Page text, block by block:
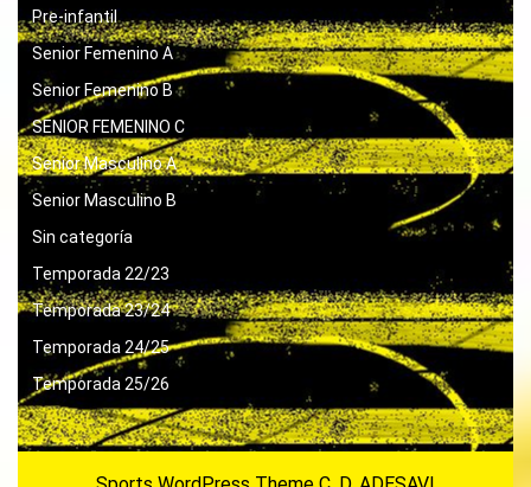
Pre-infantil
Senior Femenino A
Senior Femenino B
SENIOR FEMENINO C
Senior Masculino A
Senior Masculino B
Sin categoría
Temporada 22/23
Temporada 23/24
Temporada 24/25
Temporada 25/26